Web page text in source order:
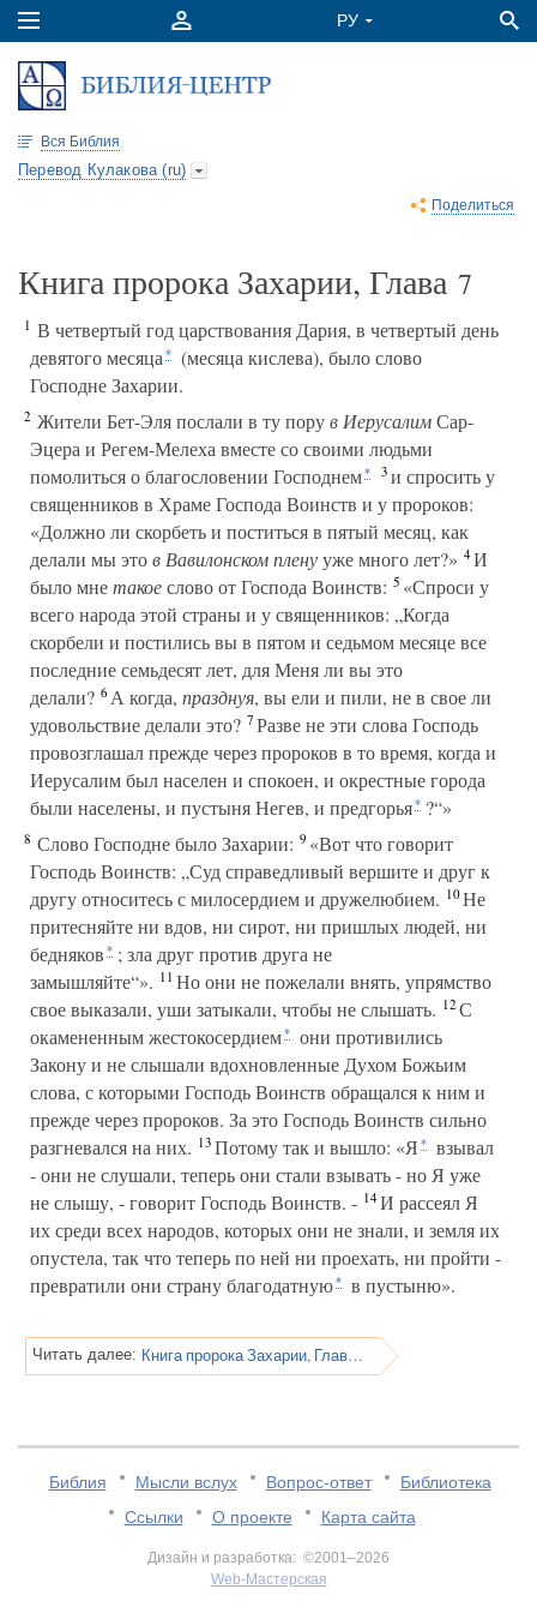
Вся Библия
Перевод Кулакова (ru)
Поделиться
Книга пророка Захарии, Глава 7
1 В четвертый год царствования Дария, в четвертый день
девятого месяца *
(месяца кислева), было слово
Господне Захарии.
2 Жители Бет-Эля послали в ту порув ИерусалимСар-
Эцера и Регем-Мелеха вместе со своими людьми
помолиться о благословении Господнем* 3и спросить у
священников в Храме Господа Воинств и у пророков:
«Должно ли скорбеть и поститься в пятый месяц, как
делали мы этов Вавилонском пленууже много лет?» 4И
было мнетакоеслово от Господа Воинств: 5«Спроси у
всего народа этой страны и у священников: „Когда
скорбели и постились вы в пятом и седьмом месяце все
последние семьдесят лет, для Меня ли вы это
делали? 6А когда, празднуя, вы ели и пили, не в свое ли
удовольствие делали это? 7Разве не эти слова Господь
провозглашал прежде через пророков в то время, когда и
Иерусалим был населен и спокоен, и окрестные города
были населены, и пустыня Негев, и предгорья* ?“»
8 Слово Господне было Захарии: 9«Вот что говорит
Господь Воинств: „Суд справедливый вершите и друг к
другу относитесь с милосердием и дружелюбием. 10Не
притесняйте ни вдов, ни сирот, ни пришлых людей, ни
бедняков * ; зла друг против друга не
замышляйте“». 11Но они не пожелали внять, упрямство
свое выказали, уши затыкали, чтобы не слышать. 12С
окамененным жестокосердием*
они противились
Закону и не слышали вдохновленные Духом Божьим
слова, с которыми Господь Воинств обращался к ним и
прежде через пророков. За это Господь Воинств сильно
разгневался на них. 13Потому так и вышло: «Я *
взывал
- они не слушали, теперь они стали взывать - но Я уже
не слышу, - говорит Господь Воинств. - 14И рассеял Я
их среди всех народов, которых они не знали, и земля их
опустела, так что теперь по ней ни проехать, ни пройти -
превратили они страну благодатную* в пустыню».
Читать далее: Книга пророка Захарии, Глава 8
Библия Мысли вслух Вопрос-ответ
Библиотека
Ссылки
О проекте Карта сайта
Дизайн и разработка: ©2001–2026
Web-Мастерская